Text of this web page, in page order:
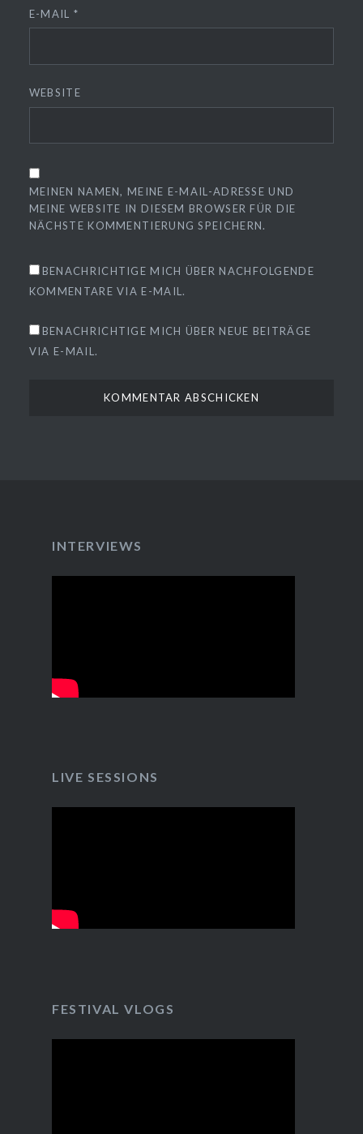
E-MAIL *
WEBSITE
MEINEN NAMEN, MEINE E-MAIL-ADRESSE UND
MEINE WEBSITE IN DIESEM BROWSER FÜR DIE
NÄCHSTE KOMMENTIERUNG SPEICHERN.
BENACHRICHTIGE MICH ÜBER NACHFOLGENDE
KOMMENTARE VIA E-MAIL.
BENACHRICHTIGE MICH ÜBER NEUE BEITRÄGE
VIA E-MAIL.
INTERVIEWS
LIVE SESSIONS
FESTIVAL VLOGS